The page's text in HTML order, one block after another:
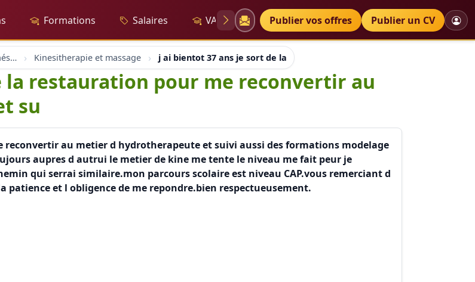
Formations Salaires VAE Diplômes Petites annonces
Publier vos offres Publier un CV
Massage Osthéopathie Kinésiologie Kinesitherapie et massage j ai bientot 37 ans je sort de la restauration pour me reconvertir au
la restauration pour me reconvertir au
su
au metier d hydrotherapeute et suivi aussi des formations modelage
aupres d autrui le metier de kine me tente le niveau me fait peur je
qui serrai similaire.mon parcours scolaire est niveau CAP.vous remerciant d
patience et l obligence de me repondre.bien respectueusement.